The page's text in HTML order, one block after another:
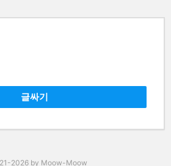
글싸기
2026 by Moow-Moow